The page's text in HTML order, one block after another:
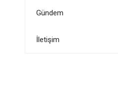
Gündem
İletişim